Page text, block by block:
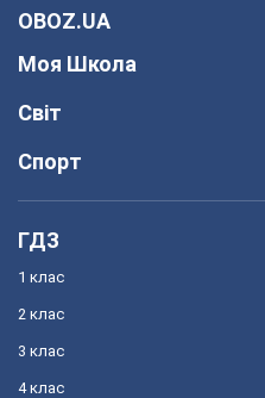
OBOZ.UA
Моя Школа
Світ
Спорт
ГДЗ
1 клас
2 клас
3 клас
4 клас